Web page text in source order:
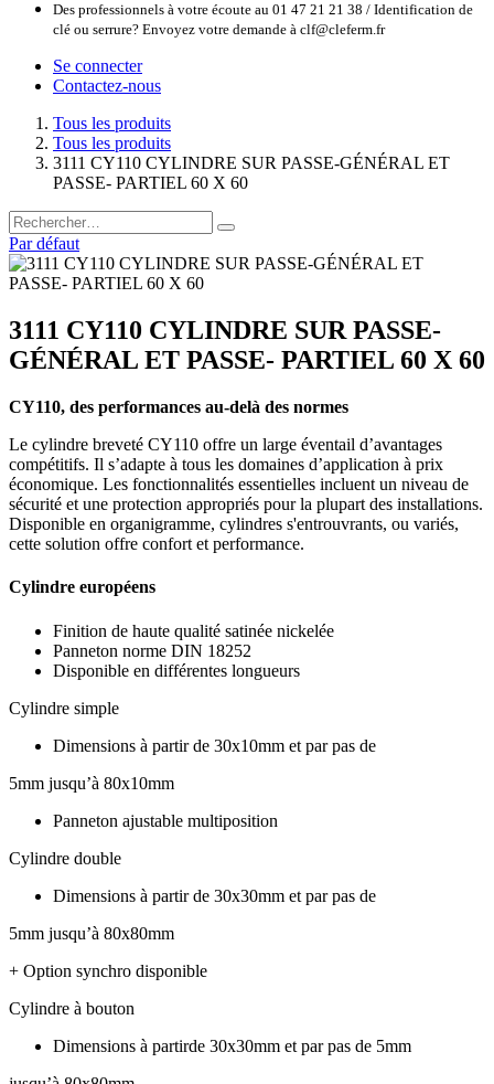
Des professionnels à votre écoute au 01 47 21 21 38 / Identification de
clé ou serrure? Envoyez votre demande à clf@cleferm.fr
Se connecter
Contactez-nous
Tous les produits
Tous les produits
3111 CY110 CYLINDRE SUR PASSE-GÉNÉRAL ET
PASSE- PARTIEL 60 X 60
Par défaut
3111 CY110 CYLINDRE SUR PASSE-
GÉNÉRAL ET PASSE- PARTIEL 60 X 60
CY110, des performances au-delà des normes
Le cylindre breveté CY110 offre un large éventail d’avantages
compétitifs. Il s’adapte à tous les domaines d’application à prix
économique. Les fonctionnalités essentielles incluent un niveau de
sécurité et une protection appropriés pour la plupart des installations.
Disponible en organigramme, cylindres s'entrouvrants, ou variés,
cette solution offre confort et performance.
Cylindre européens
Finition de haute qualité satinée nickelée
Panneton norme DIN 18252
Disponible en différentes longueurs
Cylindre simple
Dimensions à partir de 30x10mm et par pas de
5mm jusqu’à 80x10mm
Panneton ajustable multiposition
Cylindre double
Dimensions à partir de 30x30mm et par pas de
5mm jusqu’à 80x80mm
+ Option synchro disponible
Cylindre à bouton
Dimensions à partirde 30x30mm et par pas de 5mm